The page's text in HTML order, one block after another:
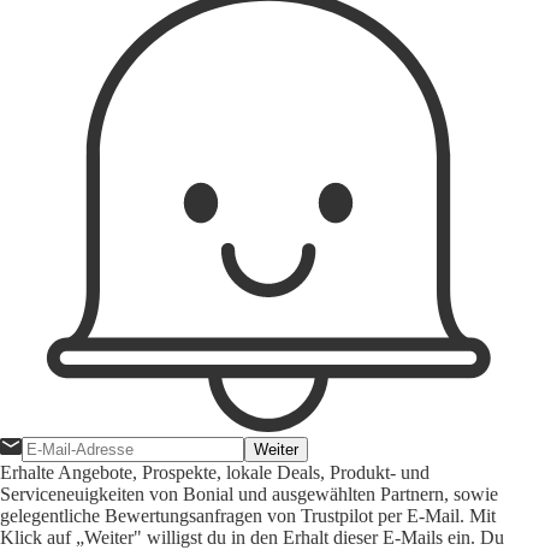
Weiter
Erhalte Angebote, Prospekte, lokale Deals, Produkt- und
Serviceneuigkeiten von Bonial und ausgewählten Partnern, sowie
gelegentliche Bewertungsanfragen von Trustpilot per E-Mail. Mit
Klick auf „Weiter" willigst du in den Erhalt dieser E-Mails ein. Du